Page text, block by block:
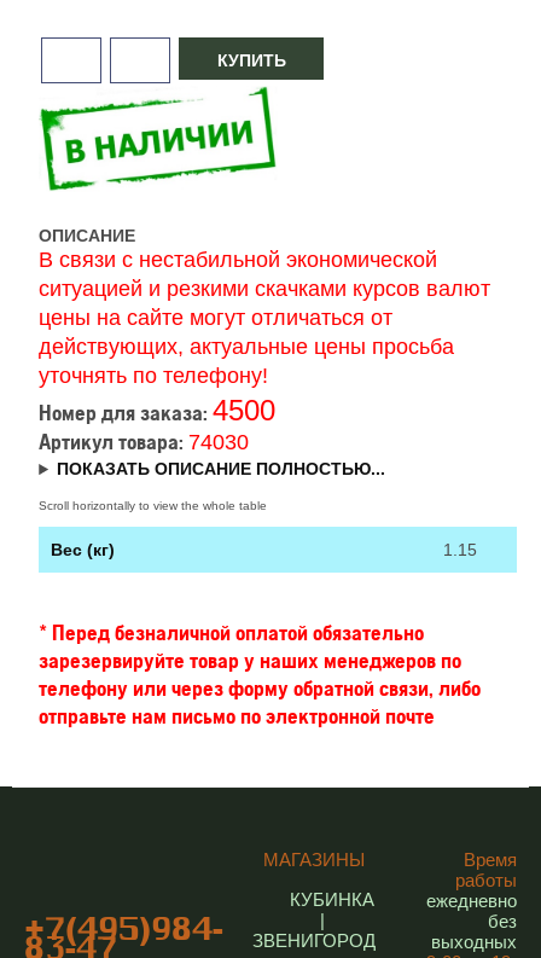
ОПИСАНИЕ
В связи с нестабильной экономической
ситуацией и резкими скачками курсов валют
цены на сайте могут отличаться от
действующих, актуальные цены просьба
уточнять по телефону!
Номер для заказа:4500
Артикул товара: 74030
ПОКАЗАТЬ ОПИСАНИЕ ПОЛНОСТЬЮ...
Вес (кг) 1.15
* Перед безналичной оплатой обязательно
зарезервируйте товар у наших менеджеров по
телефону или через форму обратной связи, либо
отправьте нам письмо по электронной почте
+7(495)984-
83-47
МАГАЗИНЫ
КУБИНКА
ЗВЕНИГОРОД
Время
работы
ежедневно
без
выходных